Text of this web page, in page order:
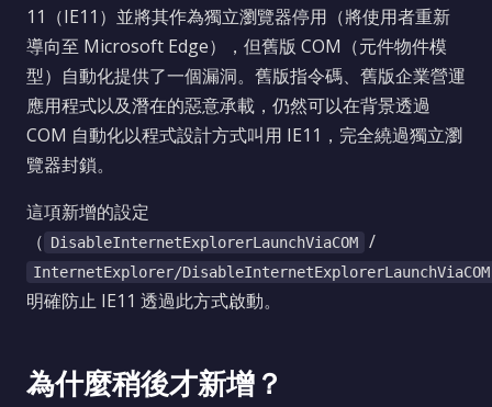
11（IE11）並將其作為獨立瀏覽器停用（將使用者重新
導向至 Microsoft Edge），但舊版 COM（元件物件模
型）自動化提供了一個漏洞。舊版指令碼、舊版企業營運
應用程式以及潛在的惡意承載，仍然可以在背景透過
COM 自動化以程式設計方式叫用 IE11，完全繞過獨立瀏
覽器封鎖。
這項新增的設定
（ DisableInternetExplorerLaunchViaCOM /
InternetExplorer/DisableInternetExplorerLaunchViaCOM
明確防止 IE11 透過此方式啟動。
為什麼稍後才新增？